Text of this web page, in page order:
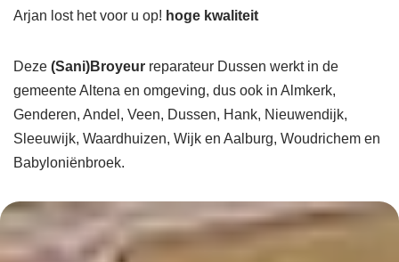
Arjan lost het voor u op! hoge kwaliteit
Deze (Sani)Broyeur reparateur Dussen werkt in de
gemeente Altena en omgeving, dus ook in Almkerk,
Genderen, Andel, Veen, Dussen, Hank, Nieuwendijk,
Sleeuwijk, Waardhuizen, Wijk en Aalburg, Woudrichem en
Babyloniënbroek.